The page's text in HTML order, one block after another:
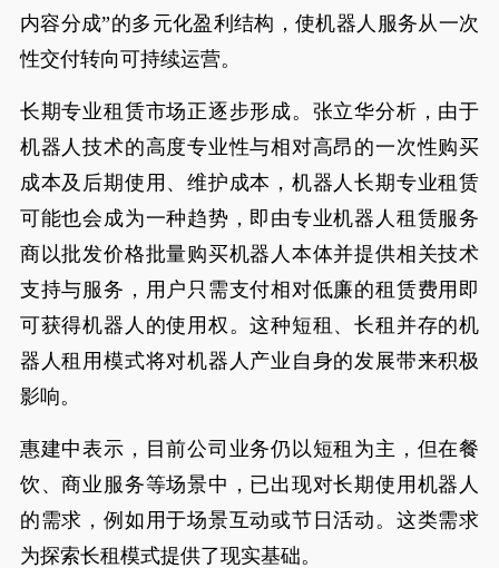
内容分成”的多元化盈利结构，使机器人服务从一次
性交付转向可持续运营。
长期专业租赁市场正逐步形成。张立华分析，由于
机器人技术的高度专业性与相对高昂的一次性购买
成本及后期使用、维护成本，机器人长期专业租赁
可能也会成为一种趋势，即由专业机器人租赁服务
商以批发价格批量购买机器人本体并提供相关技术
支持与服务，用户只需支付相对低廉的租赁费用即
可获得机器人的使用权。这种短租、长租并存的机
器人租用模式将对机器人产业自身的发展带来积极
影响。
惠建中表示，目前公司业务仍以短租为主，但在餐
饮、商业服务等场景中，已出现对长期使用机器人
的需求，例如用于场景互动或节日活动。这类需求
为探索长租模式提供了现实基础。